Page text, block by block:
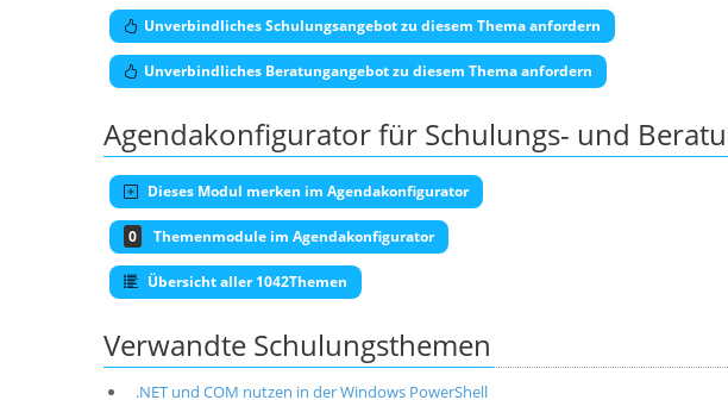
Unverbindliches Schulungsangebot zu diesem Thema anfordern
Unverbindliches Beratungangebot zu diesem Thema anfordern
Agendakonfigurator für Schulungs- und
Dieses Modul merken im Agendakonfigurator
0 Themenmodule im Agendakonfigurator
Übersicht aller 1042Themen
Verwandte Schulungsthemen
.NET und COM nutzen in der Windows PowerShell